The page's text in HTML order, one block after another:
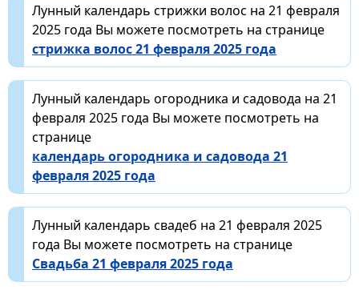
Лунный календарь стрижки волос на 21 февраля
2025 года Вы можете посмотреть на странице
стрижка волос 21 февраля 2025 года
Лунный календарь огородника и садовода на 21
февраля 2025 года Вы можете посмотреть на
странице
календарь огородника и садовода 21
февраля 2025 года
Лунный календарь свадеб на 21 февраля 2025
года Вы можете посмотреть на странице
Свадьба 21 февраля 2025 года